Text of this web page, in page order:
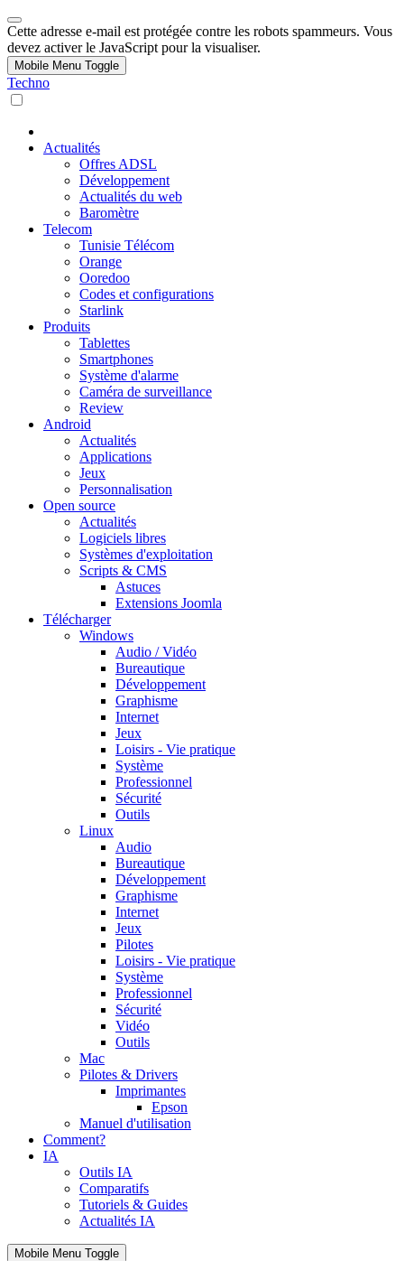
Cette adresse e-mail est protégée contre les robots spammeurs. Vous
devez activer le JavaScript pour la visualiser.
Mobile Menu Toggle
Techno
Actualités
Offres ADSL
Développement
Actualités du web
Baromètre
Telecom
Tunisie Télécom
Orange
Ooredoo
Codes et configurations
Starlink
Produits
Tablettes
Smartphones
Système d'alarme
Caméra de surveillance
Review
Android
Actualités
Applications
Jeux
Personnalisation
Open source
Actualités
Logiciels libres
Systèmes d'exploitation
Scripts & CMS
Astuces
Extensions Joomla
Télécharger
Windows
Audio / Vidéo
Bureautique
Développement
Graphisme
Internet
Jeux
Loisirs - Vie pratique
Système
Professionnel
Sécurité
Outils
Linux
Audio
Bureautique
Développement
Graphisme
Internet
Jeux
Pilotes
Loisirs - Vie pratique
Système
Professionnel
Sécurité
Vidéo
Outils
Mac
Pilotes & Drivers
Imprimantes
Epson
Manuel d'utilisation
Comment?
IA
Outils IA
Comparatifs
Tutoriels & Guides
Actualités IA
Mobile Menu Toggle